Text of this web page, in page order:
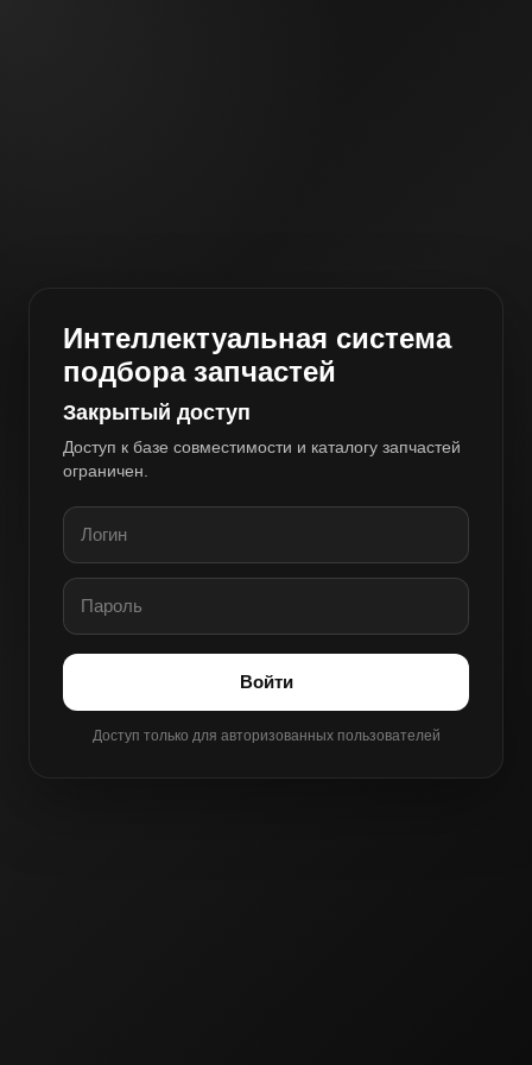
Интеллектуальная система
подбора запчастей
Закрытый доступ
Доступ к базе совместимости и каталогу запчастей
ограничен.
Войти
Доступ только для авторизованных пользователей